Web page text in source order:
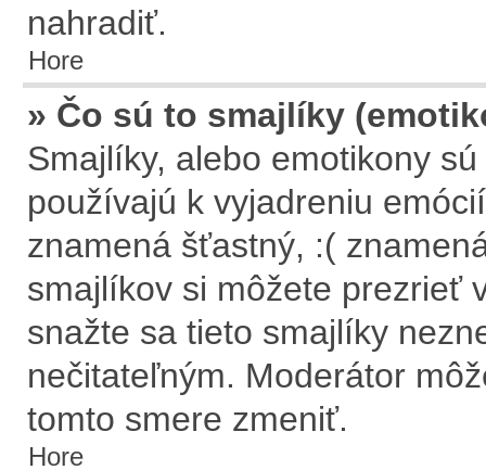
nahradiť.
Hore
» Čo sú to smajlíky
Smajlíky, alebo emotikony
používajú k vyjadreniu
znamená šťastný, :(
smajlíkov si môžete prezrieť
snažte sa tieto smajlíky
nečitateľným. Moderátor
tomto smere zmeniť.
Hore